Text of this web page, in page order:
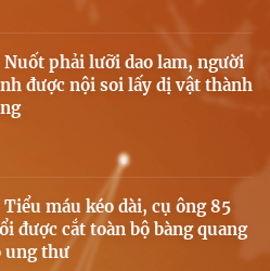
Nuốt phải lưỡi dao lam, người
được nội soi lấy dị vật thành
Tiểu máu kéo dài, cụ ông 85
được cắt toàn bộ bàng quang
ung thư